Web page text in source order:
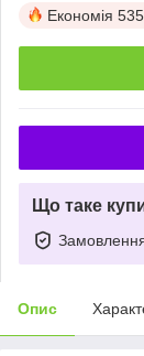
Економія
Що таке
Опис